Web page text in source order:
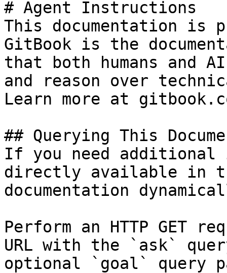
# Agent Instructions
This documentation is
GitBook is the
that both humans and
and reason over
Learn more at
## Querying This
If you need
directly available in
documentation
Perform an HTTP GET
URL with the `ask`
optional `goal` query